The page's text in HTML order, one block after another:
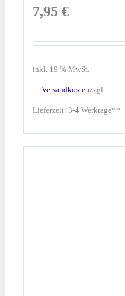
7,95 €
inkl. 19 % MwSt.
zzgl.
Versandkosten
Lieferzeit: 3-4 Werktage**